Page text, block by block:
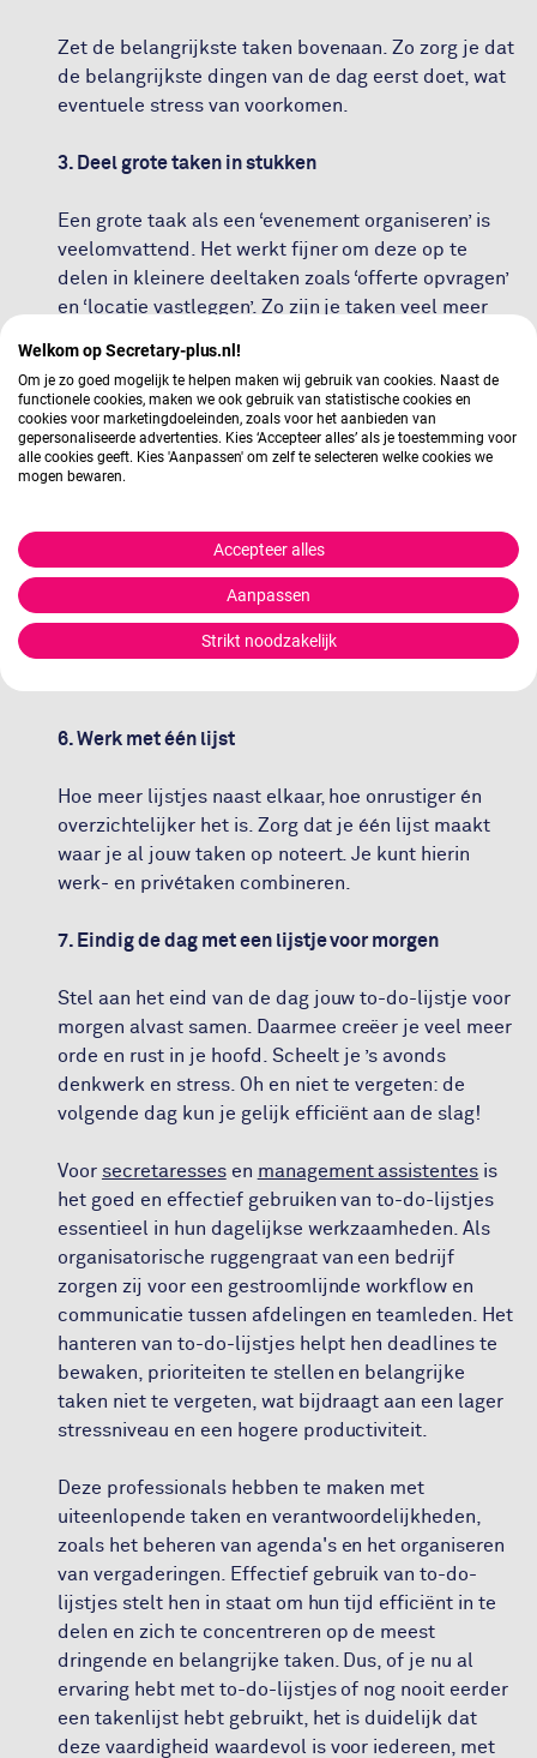
Zet de belangrijkste taken bovenaan. Zo zorg je dat
de belangrijkste dingen van de dag eerst doet, wat
eventuele stress van voorkomen.
3. Deel grote taken in stukken
Een grote taak als een ‘evenement organiseren’ is
veelomvattend. Het werkt fijner om deze op te
delen in kleinere deeltaken zoals ‘offerte opvragen’
en ‘locatie vastleggen’. Zo zijn je taken veel meer
4. Maak taken actiegericht
Formuleer een taak als een actie. Het is bewezen
dat heldere en actiematige taken sneller worden
5. Voeg taken die vergelijkbaar zijn samen
Moet je een aantal mensen bellen of een hele serie
mails beantwoorden? Plan dit dan achter elkaar,
6. Werk met één lijst
Hoe meer lijstjes naast elkaar, hoe onrustiger én
overzichtelijker het is. Zorg dat je één lijst maakt
waar je al jouw taken op noteert. Je kunt hierin
werk- en privétaken combineren.
7. Eindig de dag met een lijstje voor morgen
Stel aan het eind van de dag jouw to-do-lijstje voor
morgen alvast samen. Daarmee creëer je veel meer
orde en rust in je hoofd. Scheelt je ’s avonds
denkwerk en stress. Oh en niet te vergeten: de
volgende dag kun je gelijk efficiënt aan de slag!
Voor secretaressesen management assistentes is
het goed en effectief gebruiken van to-do-lijstjes
essentieel in hun dagelijkse werkzaamheden. Als
organisatorische ruggengraat van een bedrijf
zorgen zij voor een gestroomlijnde workflow en
communicatie tussen afdelingen en teamleden. Het
hanteren van to-do-lijstjes helpt hen deadlines te
bewaken, prioriteiten te stellen en belangrijke
taken niet te vergeten, wat bijdraagt aan een lager
stressniveau en een hogere productiviteit.
Deze professionals hebben te maken met
uiteenlopende taken en verantwoordelijkheden,
zoals het beheren van agenda's en het organiseren
van vergaderingen. Effectief gebruik van to-do-
lijstjes stelt hen in staat om hun tijd efficiënt in te
delen en zich te concentreren op de meest
dringende en belangrijke taken. Dus, of je nu al
ervaring hebt met to-do-lijstjes of nog nooit eerder
een takenlijst hebt gebruikt, het is duidelijk dat
deze vaardigheid waardevol is voor iedereen, met
Welkom op Secretary-plus.nl!
Om je zo goed mogelijk te helpen maken wij gebruik van cookies. Naast de
functionele cookies, maken we ook gebruik van statistische cookies en
cookies voor marketingdoeleinden, zoals voor het aanbieden van
gepersonaliseerde advertenties. Kies ‘Accepteer alles’ als je toestemming voor
alle cookies geeft. Kies 'Aanpassen' om zelf te selecteren welke cookies we
mogen bewaren.
Accepteer alles
Aanpassen
Strikt noodzakelijk